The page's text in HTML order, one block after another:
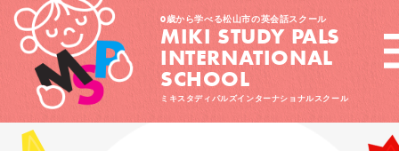
0歳から学べる松山市の英会話スクール
MIKI STUDY PALS
INTERNATIONAL
SCHOOL
ミキスタディパルズインターナショナルスクール